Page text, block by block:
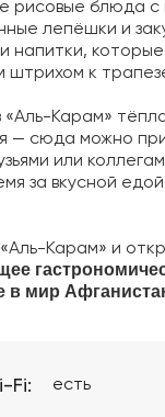
Fi: есть
рисовые блюда с
лепёшки и
напитки,
штрихом к
Карам»
— сюда можно
или
за вкусной
Карам» и
в мир